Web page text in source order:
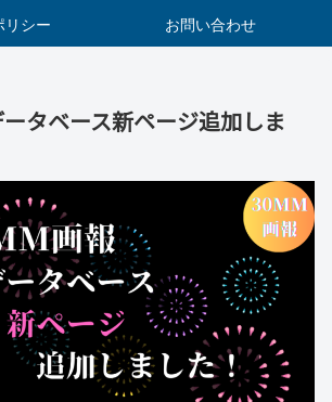
リシー お問い合わせ
タベース新ページ追加しま